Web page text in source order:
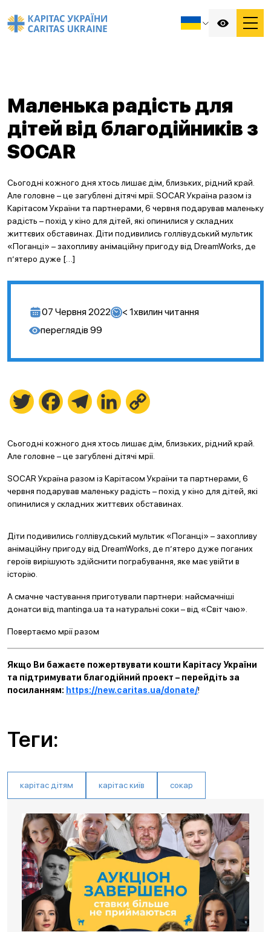
Маленька радість для
дітей від благодійників з
SOCAR
Сьогодні кожного дня хтось лишає дім, близьких, рідний край.
Але головне – це загублені дітячі мрії. SOCAR Україна разом із
Карітасом України та партнерами, 6 червня подарував маленьку
радість – похід у кіно для дітей, які опинилися у складних
життєвих обставинах. Діти подивились голлівудський мультик
«Поганці» – захопливу анімаційну пригоду від DreamWorks, де
п’ятеро дуже […]
07 Червня 2022 < 1хвилин читання
переглядів 99
Twitter FacebookTelegramLinkedIn
Сьогодні кожного дня хтось лишає дім, близьких, рідний край.
Але головне – це загублені дітячі мрії.
SOCAR Україна разом із Карітасом України та партнерами, 6
червня подарував маленьку радість – похід у кіно для дітей, які
опинилися у складних життєвих обставинах.
Діти подивились голлівудський мультик «Поганці» – захопливу
анімаційну пригоду від DreamWorks, де п’ятеро дуже поганих
героїв вирішують здійснити пограбування, яке має увійти в
історію.
А смачне частування приготували партнери: найсмачніші
донатси від mantinga.ua та натуральні соки – від «Світ чаю».
Повертаємо мрії разом
Якщо Ви бажаєте пожертвувати кошти Карітасу України
та підтримувати благодійний проект – перейдіть за
посиланням: https://new.caritas.ua/donate/!
Теги:
карітас дітям карітас київ сокар